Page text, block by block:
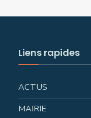
Liens rapides
ACTUS
MAIRIE